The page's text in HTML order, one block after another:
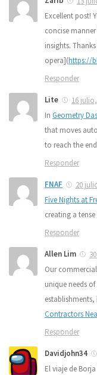
Excellent post!
concise
insights.
opera](https://
Responder
Lite
16
In Geometry
that moves
to reach the
Responder
FNAF
20
Five Nights at
creating a
Responder
Allen Lim
Our
unique needs
Contractors
Responder
Davidjohn34
El viaje de